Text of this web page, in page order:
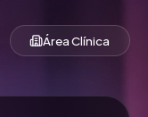
Área Clínica